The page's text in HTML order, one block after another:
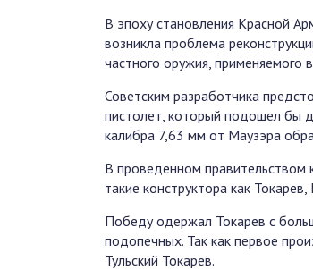
В эпоху становления Красной
возникла проблема
частного оружия, применяемого
Советским разработчика
пистолет, который подошел бы
калибра 7,63 мм от Маузэра
В проведенном правительством
такие конструктора как
Победу одержал Токарев с
подопечных. Так как первое
Тульский Токарев.